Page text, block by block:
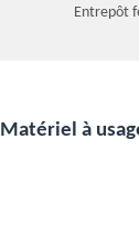
Entrepôt
Matériel à